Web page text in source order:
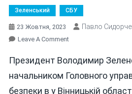
Зеленський СБУ
23 Жовтня, 2023 Павло
Leave A CommentOn
ПРИЗНАЧИВ
НОВОГО
Президент Володимир
начальником Головного
безпеки в у Вінницькій